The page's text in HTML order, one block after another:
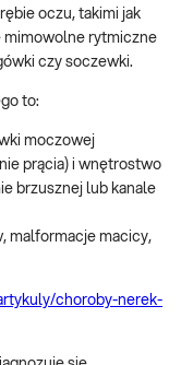
oczu, takimi jak
mimowolne rytmiczne
czy soczewki.
to:
moczowej
prącia) i wnętrostwo
brzusznej lub kanale
malformacje macicy,
choroby-nerek-